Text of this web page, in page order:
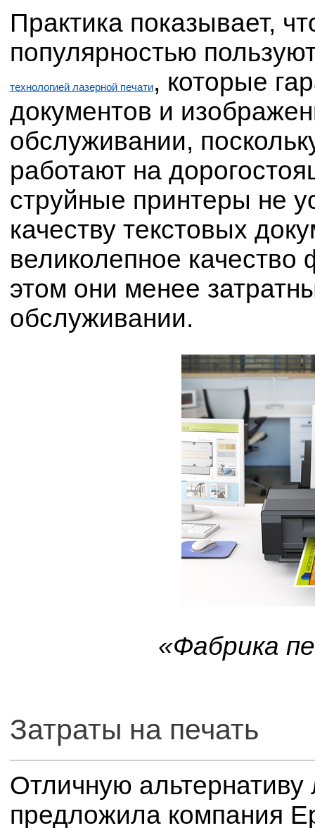
Практика показывает,
популярностью
технологией лазерной печати, которые
документов и
обслуживании,
работают на
струйные принтеры не
качеству текстовых
великолепное
этом они менее
обслуживании.
«Фабрика
Затраты на печать
Отличную
предложила компания